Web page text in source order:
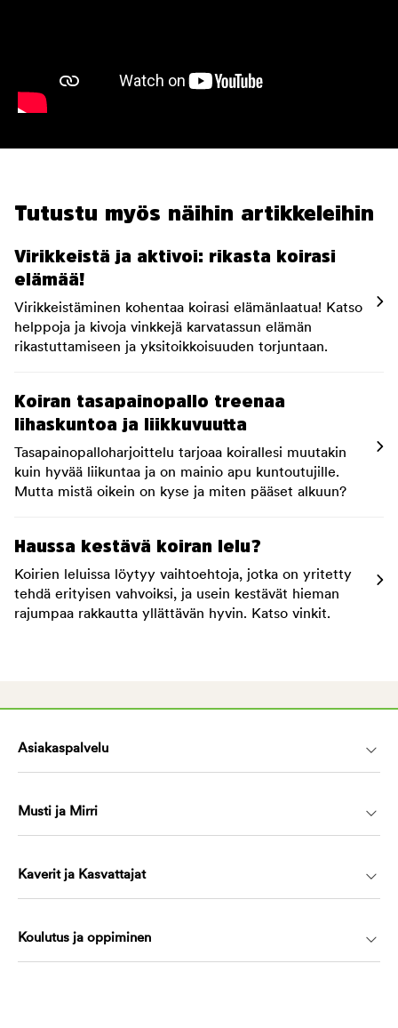
Tutustu myös näihin artikkeleihin
Virikkeistä ja aktivoi: rikasta koirasi
elämää!
Virikkeistäminen kohentaa koirasi elämänlaatua! Katso
helppoja ja kivoja vinkkejä karvatassun elämän
rikastuttamiseen ja yksitoikkoisuuden torjuntaan.
Koiran tasapainopallo treenaa
lihaskuntoa ja liikkuvuutta
Tasapainopalloharjoittelu tarjoaa koirallesi muutakin
kuin hyvää liikuntaa ja on mainio apu kuntoutujille.
Mutta mistä oikein on kyse ja miten pääset alkuun?
Haussa kestävä koiran lelu?
Koirien leluissa löytyy vaihtoehtoja, jotka on yritetty
tehdä erityisen vahvoiksi, ja usein kestävät hieman
rajumpaa rakkautta yllättävän hyvin. Katso vinkit.
Asiakaspalvelu
Musti ja Mirri
Kaverit ja Kasvattajat
Koulutus ja oppiminen